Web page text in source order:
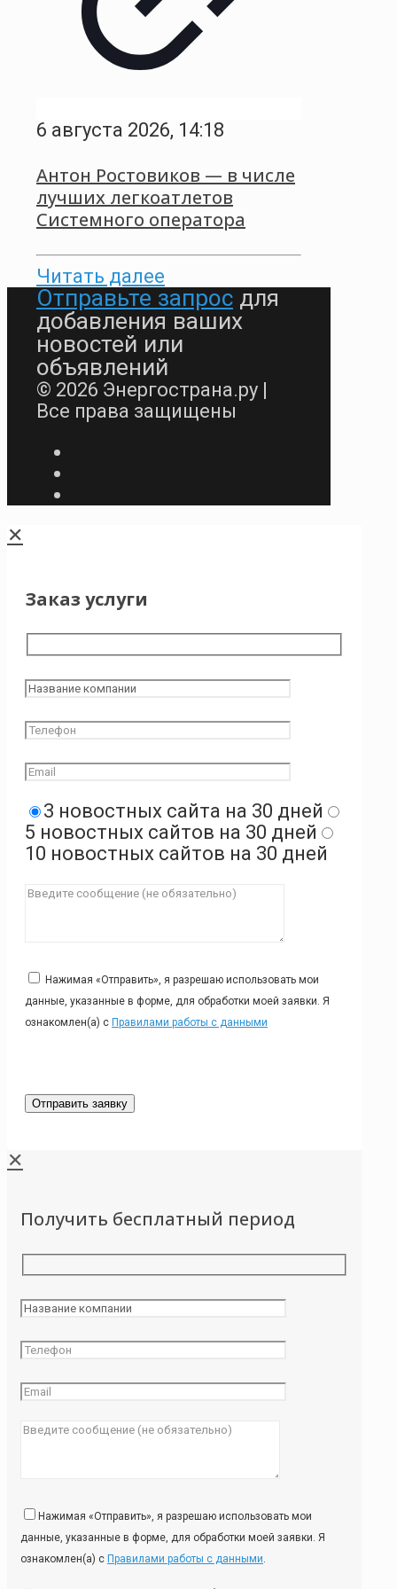
6 августа 2026, 14:18
Антон Ростовиков — в числе
лучших легкоатлетов
Системного оператора
Читать далее
Отправьте запрос для
добавления ваших
новостей или
объявлений
© 2026 Энергострана.ру |
Все права защищены
✕
Заказ услуги
3 новостных сайта на 30 дней
5 новостных сайтов на 30 дней
10 новостных сайтов на 30 дней
Нажимая «Отправить», я разрешаю использовать мои
данные, указанные в форме, для обработки моей заявки. Я
ознакомлен(а) с Правилами работы с данными
✕
Получить бесплатный период
Нажимая «Отправить», я разрешаю использовать мои
данные, указанные в форме, для обработки моей заявки. Я
ознакомлен(а) с Правилами работы с данными.